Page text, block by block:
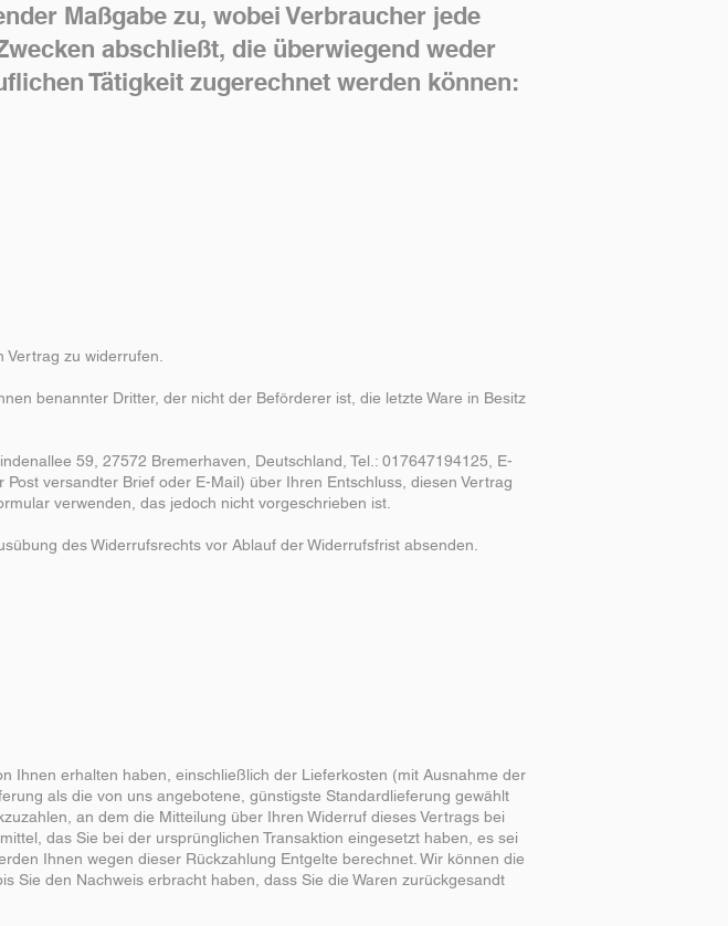
Maßgabe zu, wobei Verbraucher jede
abschließt, die überwiegend weder
Tätigkeit zugerechnet werden können:
zu widerrufen.
benannter Dritter, der nicht der Beförderer ist, die letzte Ware in Besitz
59, 27572 Bremerhaven, Deutschland, Tel.: 017647194125, E-
versandter Brief oder E-Mail) über Ihren Entschluss, diesen Vertrag
verwenden, das jedoch nicht vorgeschrieben ist.
des Widerrufsrechts vor Ablauf der Widerrufsfrist absenden.
Ihnen erhalten haben, einschließlich der Lieferkosten (mit Ausnahme der
als die von uns angebotene, günstigste Standardlieferung gewählt
an dem die Mitteilung über Ihren Widerruf dieses Vertrags bei
das Sie bei der ursprünglichen Transaktion eingesetzt haben, es sei
Ihnen wegen dieser Rückzahlung Entgelte berechnet. Wir können die
Sie den Nachweis erbracht haben, dass Sie die Waren zurückgesandt